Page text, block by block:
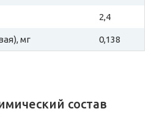
2,4
мг 0,138
состав